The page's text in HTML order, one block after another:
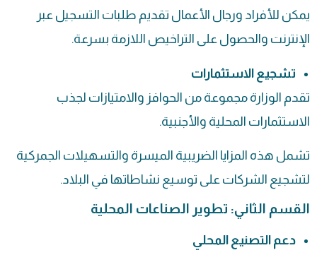
يمكن للأفراد ورجال الأعمال تقديم طلبات التسجيل عبر
الإنترنت والحصول على التراخيص اللازمة بسرعة.
تشجيع الاستثمارات
تقدم الوزارة مجموعة من الحوافز والامتيازات لجذب
الاستثمارات المحلية والأجنبية.
تشمل هذه المزايا الضريبية الميسرة والتسهيلات الجمركية
لتشجيع الشركات على توسيع نشاطاتها في البلاد.
القسم الثاني: تطوير الصناعات المحلية
دعم التصنيع المحلي